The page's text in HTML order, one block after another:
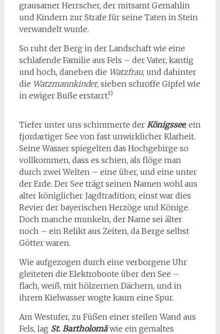
grausamer Herrscher, der mitsamt Gemahlin
und Kindern zur Strafe für seine Taten in Stein
verwandelt wurde.
So ruht der Berg in der Landschaft wie eine
schlafende Familie aus Fels – der Vater, kantig
und hoch, daneben die Watzfrau, und dahinter
die Watzmannkinder, sieben schroffe Gipfel wie
in ewiger Buße erstarrt.¹)
Tiefer unter uns schimmerte der Königssee, ein
fjordartiger See von fast unwirklicher Klarheit.
Seine Wasser spiegelten das Hochgebirge so
vollkommen, dass es schien, als flöge man
durch zwei Welten – eine über, und eine unter
der Erde. Der See trägt seinen Namen wohl aus
alter königlicher Jagdtradition; einst war dies
Revier der bayerischen Herzöge und Könige.
Doch manche munkeln, der Name sei älter
noch – ein Relikt aus Zeiten, da Berge selbst
Götter waren.
Wie aufgezogen durch eine verborgene Uhr
gleiteten die Elektroboote über den See –
flach, weiß, mit hölzernen Dächern, und in
ihrem Kielwasser wogte kaum eine Spur.
Am Westufer, zu Füßen einer steilen Wand aus
Fels, lag St. Bartholomä wie ein gemaltes